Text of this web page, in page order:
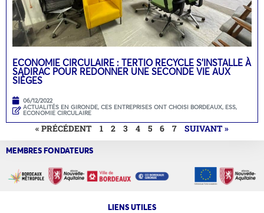
ECONOMIE CIRCULAIRE : TERTIO RECYCLE S’INSTALLE À
SADIRAC POUR REDONNER UNE SECONDE VIE AUX
SIÈGES
06/12/2022
ACTUALITÉS EN GIRONDE, CES ENTREPRISES ONT CHOISI BORDEAUX, ESS,
ECONOMIE CIRCULAIRE
« PRÉCÉDENT 1 2 3 4 5 6 7 SUIVANT »
MEMBRES FONDATEURS
LIENS UTILES